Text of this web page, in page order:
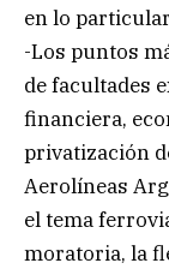
en lo
-Los puntos
de facultades
financiera,
privatización
Aerolíneas
el tema
moratoria, la